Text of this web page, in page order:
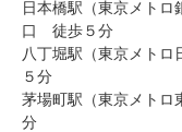
日本橋駅（東京メト
口 徒歩５分
八丁堀駅（東京メト
５分
茅場町駅（東京メト
分